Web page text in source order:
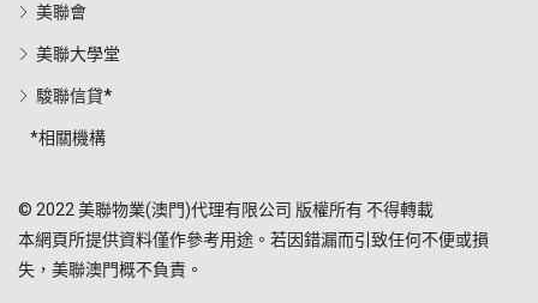
美聯會
美聯大學堂
駿聯信貸*
*相關機構
© 2022 美聯物業(澳門)代理有限公司 版權所有 不得轉載
本網頁所提供資料僅作參考用途。若因錯漏而引致任何不便或損
失，美聯澳門概不負責。